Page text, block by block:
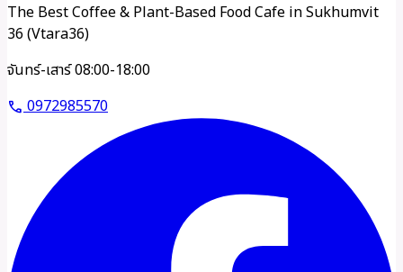
The Best Coffee & Plant-Based Food Cafe in Sukhumvit
36 (Vtara36)
จันทร์-เสาร์ 08:00-18:00
call 0972985570